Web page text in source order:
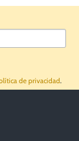
de privacidad.